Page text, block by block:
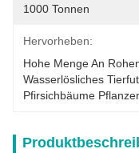
1000 Tonnen
Hervorheben:
Hohe Menge An
Wasserlösliches
Pfirsichbäume